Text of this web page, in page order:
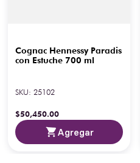
Cognac Hennessy Paradis
con Estuche 700 ml
SKU: 25102
$50,450.00
Agregar